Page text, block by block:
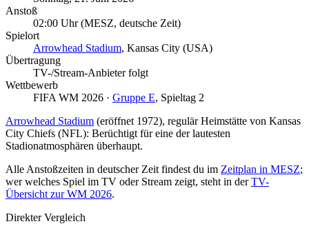
Anstoß
02:00 Uhr(MESZ, deutsche Zeit)
Spielort
Arrowhead Stadium, Kansas City (USA)
Übertragung
TV-/Stream-Anbieter folgt
Wettbewerb
FIFA WM 2026 · Gruppe E, Spieltag 2
Arrowhead Stadium (eröffnet 1972), regulär Heimstätte von Kansas
City Chiefs (NFL): Berüchtigt für eine der lautesten
Stadionatmosphären überhaupt.
Alle Anstoßzeiten in deutscher Zeit findest du im Zeitplan in MESZ;
wer welches Spiel im TV oder Stream zeigt, steht in derTV-
Übersicht zur WM 2026.
Direkter Vergleich